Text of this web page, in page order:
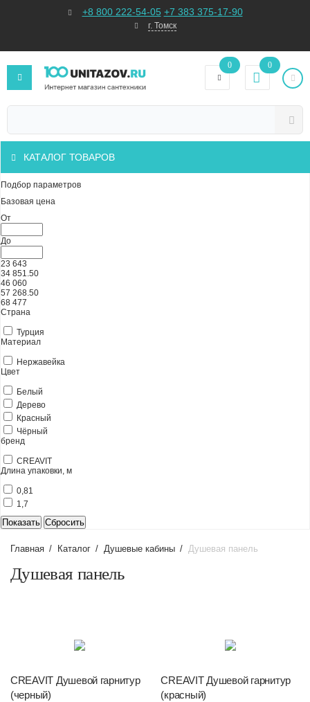
+8 800 222-54-05 +7 383 375-17-90
г. Томск
0 0
КАТАЛОГ ТОВАРОВ
Подбор параметров
Базовая цена
От
До
23 643
34 851.50
46 060
57 268.50
68 477
Страна
Турция
Материал
Нержавейка
Цвет
Белый
Дерево
Красный
Чёрный
бренд
CREAVIT
Длина упаковки, м
0,81
1,7
Главная / Каталог / Душевые кабины / Душевая панель
Душевая панель
CREAVIT Душевой гарнитур
(черный)
CREAVIT Душевой гарнитур
(красный)